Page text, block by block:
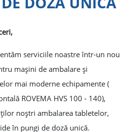
serviciile noastre într-un nou
maşini de ambalare şi
mai moderne echipamente (
ROVEMA HVS 100 - 140),
noştri ambalarea tabletelor,
în pungi de doză unică.